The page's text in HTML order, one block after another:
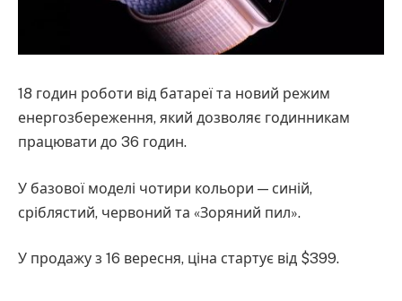
18 годин роботи від батареї та новий режим
енергозбереження, який дозволяє годинникам
працювати до 36 годин.
У базової моделі чотири кольори — синій,
сріблястий, червоний та «Зоряний пил».
У продажу з 16 вересня, ціна стартує від $399.